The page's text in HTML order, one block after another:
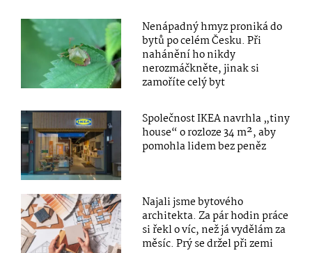
Nenápadný hmyz proniká do
bytů po celém Česku. Při
nahánění ho nikdy
nerozmáčkněte, jinak si
zamoříte celý byt
Společnost IKEA navrhla „tiny
house“ o rozloze 34 m², aby
pomohla lidem bez peněz
Najali jsme bytového
architekta. Za pár hodin práce
si řekl o víc, než já vydělám za
měsíc. Prý se držel při zemi